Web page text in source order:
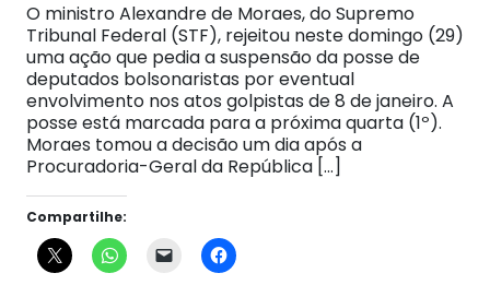
O ministro Alexandre de Moraes, do Supremo
Tribunal Federal (STF), rejeitou neste domingo (29)
uma ação que pedia a suspensão da posse de
deputados bolsonaristas por eventual
envolvimento nos atos golpistas de 8 de janeiro. A
posse está marcada para a próxima quarta (1º).
Moraes tomou a decisão um dia após a
Procuradoria-Geral da República […]
Compartilhe: